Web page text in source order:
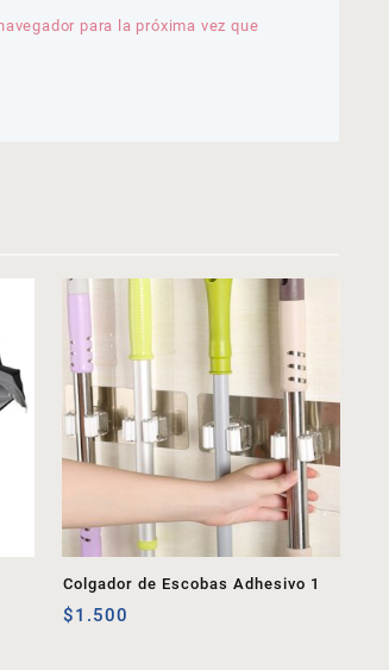
para la próxima vez que
Colgador de Escobas Adhesivo 1
$1.500